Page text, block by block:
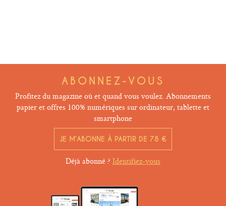
ABONNEZ-VOUS
Profitez du magazine où et quand vous voulez. Abonnements
papier et offres 100% numériques sur ordinateur, tablette et
smartphone
JE M’ABONNE À PARTIR DE 78 €
Déjà abonné ? Identifiez-vous